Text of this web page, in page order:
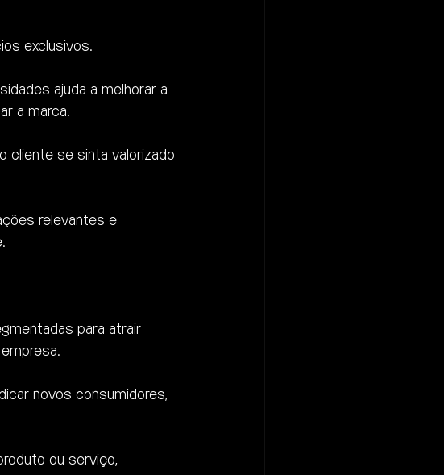
exclusivos.
ajuda a melhorar a
a marca.
cliente se sinta valorizado
relevantes e
para atrair
novos consumidores,
ou serviço,